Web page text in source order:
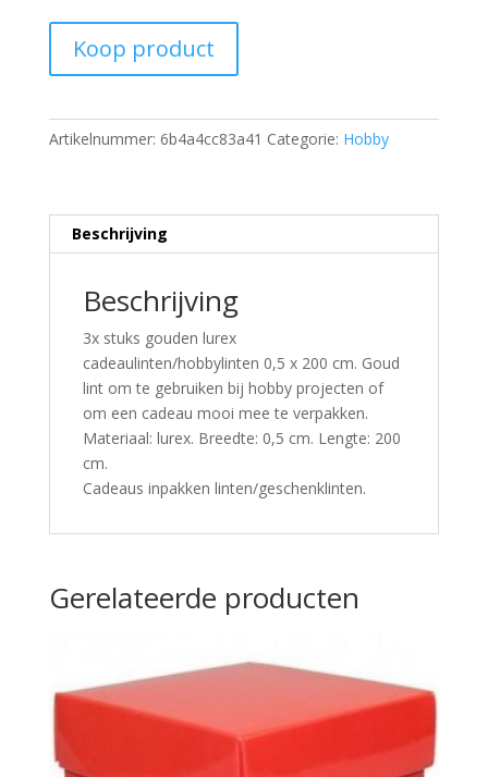
Koop product
Artikelnummer: 6b4a4cc83a41 Categorie: Hobby
Beschrijving
Beschrijving
3x stuks gouden lurex
cadeaulinten/hobbylinten 0,5 x 200 cm. Goud
lint om te gebruiken bij hobby projecten of
om een cadeau mooi mee te verpakken.
Materiaal: lurex. Breedte: 0,5 cm. Lengte: 200
cm.
Cadeaus inpakken linten/geschenklinten.
Gerelateerde producten